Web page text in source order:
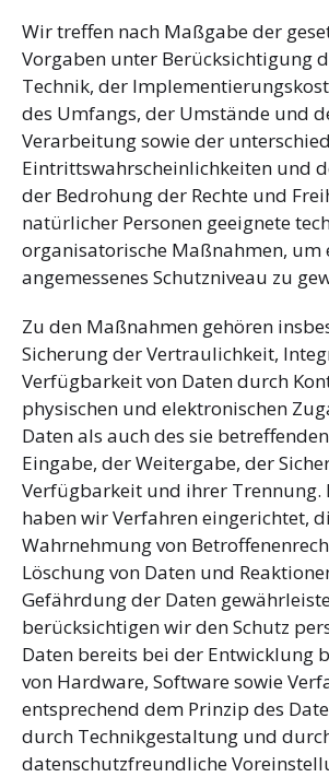
Wir treffen nach Maßgabe der
Vorgaben unter Berücksichtigung
Technik, der
des Umfangs, der Umstände und
Verarbeitung sowie der
Eintrittswahrscheinlichkeiten und
der Bedrohung der Rechte und
natürlicher Personen geeignete
organisatorische Maßnahmen, um
angemessenes Schutzniveau zu
Zu den Maßnahmen gehören
Sicherung der Vertraulichkeit,
Verfügbarkeit von Daten durch
physischen und elektronischen
Daten als auch des sie
Eingabe, der Weitergabe, der
Verfügbarkeit und ihrer Trennung.
haben wir Verfahren eingerichtet,
Wahrnehmung von
Löschung von Daten und
Gefährdung der Daten
berücksichtigen wir den Schutz
Daten bereits bei der Entwicklung
von Hardware, Software sowie
entsprechend dem Prinzip des
durch Technikgestaltung und
datenschutzfreundliche